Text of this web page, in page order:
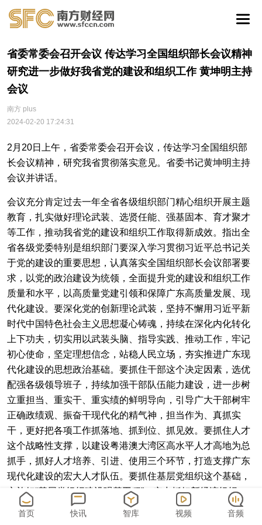
省委常委会召开会议 传达学习全国组织部长会议精神
研究进一步做好我省党的建设和组织工作 黄坤明主持
会议
南方 plus
2024-02-20 17:24:31
2月20日上午，省委常委会召开会议，传达学习全国组织部
长会议精神，研究我省贯彻落实意见。省委书记黄坤明主持
会议并讲话。
会议充分肯定过去一年全省各级组织部门精心组织开展主题
教育，扎实做好理论武装、选贤任能、强基固本、育才聚才
等工作，推动我省党的建设和组织工作取得新成效。指出全
省各级党委特别是组织部门要深入学习贯彻习近平总书记关
于党的建设的重要思想，认真落实全国组织部长会议部署要
求，以党的政治建设为统领，全面提升党的建设和组织工作
质量和水平，以高质量党建引领和保障广东高质量发展、现
代化建设。要深化党的创新理论武装，坚持不懈用习近平新
时代中国特色社会主义思想凝心铸魂，持续在深化内化转化
上下功夫，切实用以武装头脑、指导实践、推动工作，牢记
初心使命，坚定理想信念，站稳人民立场，夯实推进广东现
代化建设的思想政治基础。要抓住干部这个决定因素，选优
配强各级领导班子，持续加强干部队伍能力建设，进一步树
立重担当、重实干、重实绩的鲜明导向，引导广大干部树牢
正确政绩观、振奋干现代化的精气神，担当作为、真抓实
干，更好把各项工作抓落地、抓到位、抓见效。要抓住人才
这个战略性支撑，以建设粤港澳大湾区高水平人才高地为总
抓手，抓好人才培养、引进、使用三个环节，打造支撑广东
现代化建设的宏大人才队伍。要抓住基层党组织这个基础，
实施好“基层党组织建设强基工程”，突出抓好新经济组织、
新社会组织、新就业群体党建工作，切实增强党组织政治功
首页 快讯 智库 视频 音频